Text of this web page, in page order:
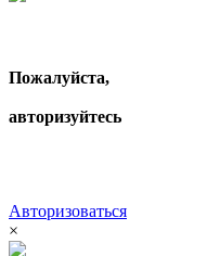
Пожалуйста,
авторизуйтесь
Авторизоваться
×